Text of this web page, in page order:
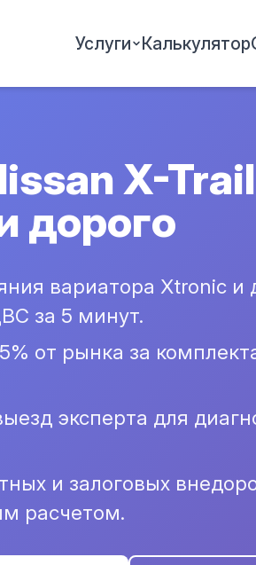
Услуги Калькулятор
X-
дорого
вариатора Xtronic и
за 5 минут.
от рынка за
эксперта для
и залоговых
расчетом.